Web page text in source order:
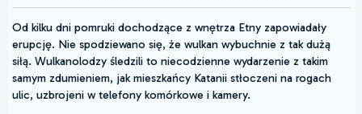
Od kilku dni pomruki dochodzące z wnętrza Etny zapowiadały
erupcję. Nie spodziewano się, że wulkan wybuchnie z tak dużą
siłą. Wulkanolodzy śledzili to niecodzienne wydarzenie z takim
samym zdumieniem, jak mieszkańcy Katanii stłoczeni na rogach
ulic, uzbrojeni w telefony komórkowe i kamery.